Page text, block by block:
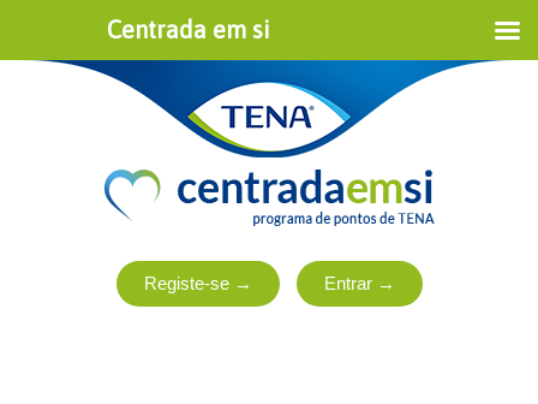
Centrada em si